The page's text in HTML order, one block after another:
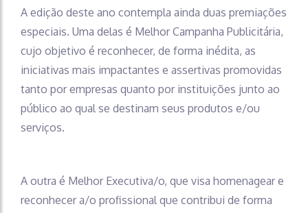
A edição deste ano contempla ainda duas premiações
especiais. Uma delas é Melhor Campanha Publicitária,
cujo objetivo é reconhecer, de forma inédita, as
iniciativas mais impactantes e assertivas promovidas
tanto por empresas quanto por instituições junto ao
público ao qual se destinam seus produtos e/ou
serviços.
A outra é Melhor Executiva/o, que visa homenagear e
reconhecer a/o profissional que contribui de forma